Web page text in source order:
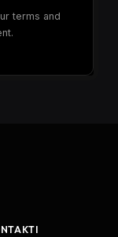
terms and